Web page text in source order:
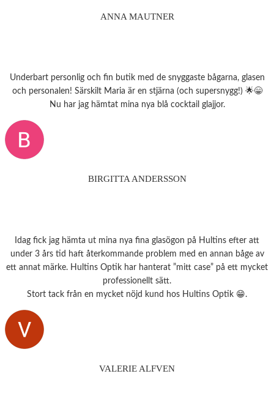
ANNA MAUTNER
Underbart personlig och fin butik med de snyggaste bågarna, glasen
och personalen! Särskilt Maria är en stjärna (och supersnygg!) 🌟😁
Nu har jag hämtat mina nya blå cocktail glajjor.
BIRGITTA ANDERSSON
Idag fick jag hämta ut mina nya fina glasögon på Hultins efter att
under 3 års tid haft återkommande problem med en annan båge av
ett annat märke. Hultins Optik har hanterat ”mitt case” på ett mycket
professionellt sätt.
Stort tack från en mycket nöjd kund hos Hultins Optik 😁.
VALERIE ALFVEN